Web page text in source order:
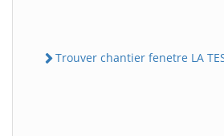
Trouver chantier fenetre LA